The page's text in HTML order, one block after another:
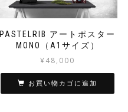
PASTELRIB アートポスター
MONO（A1サイズ）
¥48,000
お買い物カゴに追加